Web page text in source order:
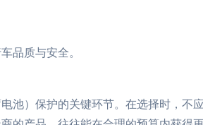
品质与安全。
池）保护的关键环节。在选择时，不